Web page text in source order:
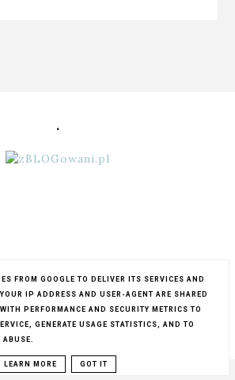
.
BLOG DESIGN:
FROM GOOGLE TO DELIVER ITS SERVICES AND
IP ADDRESS AND USER-AGENT ARE SHARED
PERFORMANCE AND SECURITY METRICS TO
GENERATE USAGE STATISTICS, AND TO
ABUSE.
LEARN MORE GOT IT